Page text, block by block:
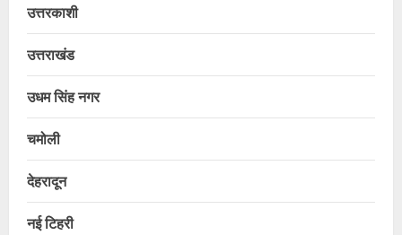
उत्तरकाशी
उत्तराखंड
उधम सिंह नगर
चमोली
देहरादून
नई टिहरी